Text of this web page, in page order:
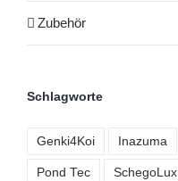
Zubehör
Schlagworte
Genki4Koi Inazuma
Pond Tec SchegoLux